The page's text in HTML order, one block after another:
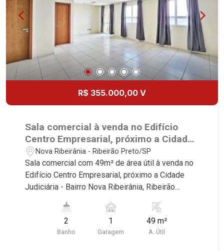
R$ 355.000,00 V
Sala comercial à venda no Edifício
Centro Empresarial, próximo a Cidade
Judiciária - Ribeirão Preto/SP.
Nova Ribeirânia - Ribeirão Preto/SP
Sala comercial com 49m² de área útil à venda no
Edifício Centro Empresarial, próximo a Cidade
Judiciária - Bairro Nova Ribeirânia, Ribeirão
imóvel que a Martinelli Imobiliária selecionou
masculino e feminino - Copa - Ar-condicionado -
2
Banho
1
Garagem
49 m²
A. Útil